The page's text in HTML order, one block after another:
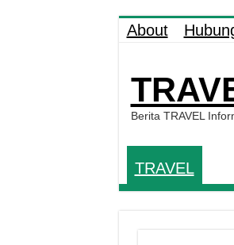
About
Berita TRAVEL
TRAVEL